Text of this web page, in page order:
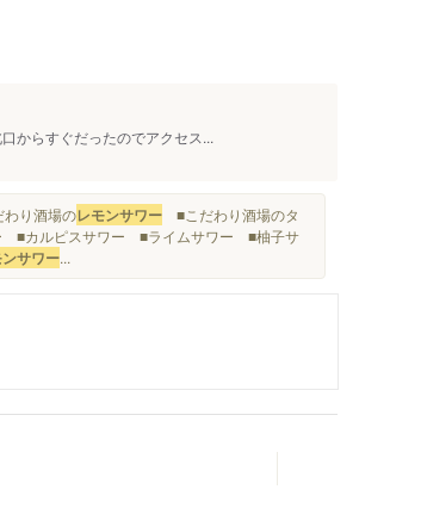
からすぐだったのでアクセス...
り酒場のレモンサワー ■こだわり酒場のタ
■カルピスサワー ■ライムサワー ■柚子サ
ンサワー...